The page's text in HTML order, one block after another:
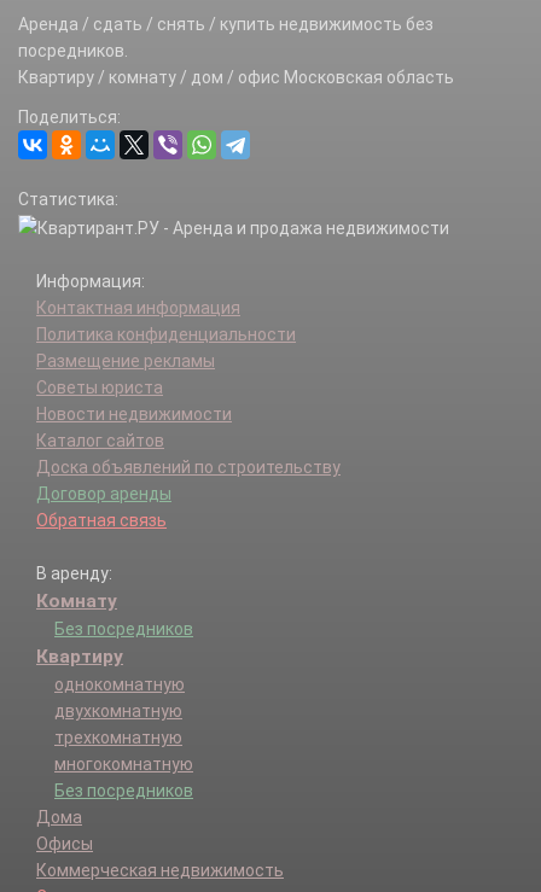
Аренда / сдать / снять / купить недвижимость без
посредников.
Квартиру / комнату / дом / офис Московская область
Поделиться:
Статистика:
Информация:
Контактная информация
Политика конфиденциальности
Размещение рекламы
Советы юриста
Новости недвижимости
Каталог сайтов
Доска объявлений по строительству
Договор аренды
Обратная связь
В аренду:
Комнату
Без посредников
Квартиру
однокомнатную
двухкомнатную
трехкомнатную
многокомнатную
Без посредников
Дома
Офисы
Коммерческая недвижимость